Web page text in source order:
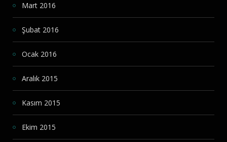
Mart 2016
Şubat 2016
Ocak 2016
Aralık 2015
Kasım 2015
Ekim 2015